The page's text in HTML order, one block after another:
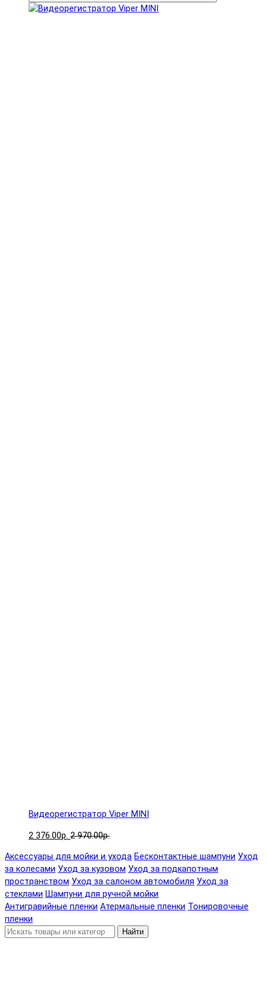
Видеорегистратор Viper MINI
2 376.00р. 2 970.00р.
Аксессуары для мойки и ухода Бесконтактные шампуни Уход
за колесами Уход за кузовом Уход за подкапотным
пространством Уход за салоном автомобиля Уход за
стеклами Шампуни для ручной мойки
Антигравийные пленки Атермальные пленки Тонировочные
пленки
Найти